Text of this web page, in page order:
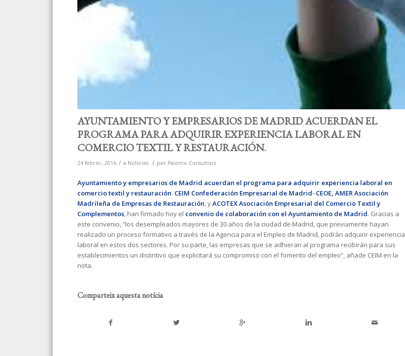
AYUNTAMIENTO Y EMPRESARIOS DE MADRID ACUERDAN EL
PROGRAMA PARA ADQUIRIR EXPERIENCIA LABORAL EN
COMERCIO TEXTIL Y RESTAURACIÓN.
24 febrer, 2016 / a Notícies / per Palomo Consultors
Ayuntamiento y empresarios de Madrid acuerdan el programa para adquirir experiencia laboral en
comercio textil y restauración. CEIM Confederación Empresarial de Madrid–CEOE, AMERAsociación
Madrileña de Empresas de Restauración, yACOTEXAsociación Empresarial del Comercio Textil y
Complementos, han firmado hoy el convenio de colaboración con el Ayuntamiento de Madrid. Gracias a
este convenio, “los desempleados mayores de 30 años de la ciudad de Madrid, que previamente hayan
realizado un proceso formativo a través de la Agencia para el Empleo de Madrid, podrán adquirir experiencia
laboral en estos dos sectores. Por su parte, las empresas que se adhieran al programa recibirán para sus
establecimientos un distintivo que explicitará su compromiso con el fomento del empleo”, añade CEIM en la
nota.
Comparteix aquesta notícia